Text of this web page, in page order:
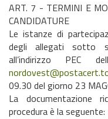
ART. 7 - TERMINI E
CANDIDATURE
Le istanze di
degli allegati sotto
all’indirizzo PEC
09.30 del giorno 23
La documentazione
procedura è la seguente: